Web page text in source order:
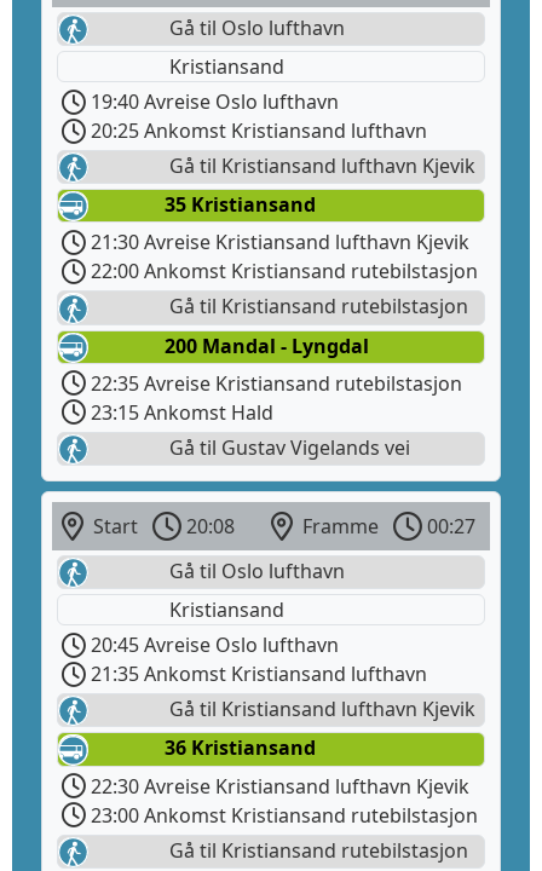
Gå til Oslo lufthavn
Kristiansand
19:40 Avreise Oslo lufthavn
20:25 Ankomst Kristiansand lufthavn
Gå til Kristiansand lufthavn Kjevik
35 Kristiansand
21:30 Avreise Kristiansand lufthavn Kjevik
22:00 Ankomst Kristiansand rutebilstasjon
Gå til Kristiansand rutebilstasjon
200 Mandal - Lyngdal
22:35 Avreise Kristiansand rutebilstasjon
23:15 Ankomst Hald
Gå til Gustav Vigelands vei
Start 20:08 Framme
00:27
Gå til Oslo lufthavn
Kristiansand
20:45 Avreise Oslo lufthavn
21:35 Ankomst Kristiansand lufthavn
Gå til Kristiansand lufthavn Kjevik
36 Kristiansand
22:30 Avreise Kristiansand lufthavn Kjevik
23:00 Ankomst Kristiansand rutebilstasjon
Gå til Kristiansand rutebilstasjon